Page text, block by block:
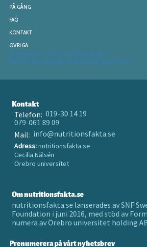
PÅ GÅNG
FAQ
KONTAKT
ÖVRIGA
Rapporter och publikationer
Nordiska näringsrekommendationer
Kontakt
Telefon: 019-30 14 19
079-061 89 09
Mail: info@nutritionsfakta.se
Adress:nutritionsfakta.se
Cecilia Nälsén
Örebro universitet
Om nutritionsfakta.se
nutritionsfakta.se lanserades av SNF
Foundation i juni 2016, med stöd av
numera av Örebro universitet holding
Prenumerera på vårt nyhetsbrev